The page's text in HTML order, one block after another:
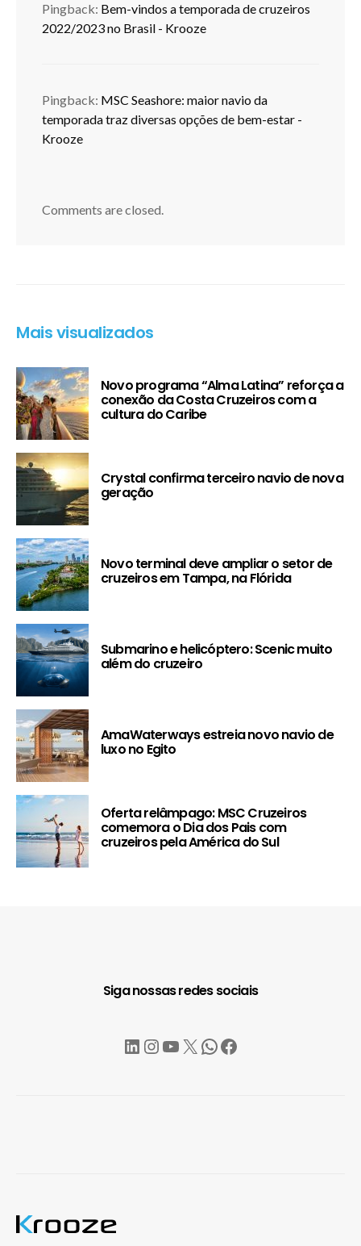
Pingback: Bem-vindos a temporada de cruzeiros
2022/2023 no Brasil - Krooze
Pingback: MSC Seashore: maior navio da
temporada traz diversas opções de bem-estar -
Krooze
Comments are closed.
Mais visualizados
Novo programa “Alma Latina” reforça a
conexão da Costa Cruzeiros com a
cultura do Caribe
Crystal confirma terceiro navio de nova
geração
Novo terminal deve ampliar o setor de
cruzeiros em Tampa, na Flórida
Submarino e helicóptero: Scenic muito
além do cruzeiro
AmaWaterways estreia novo navio de
luxo no Egito
Oferta relâmpago: MSC Cruzeiros
comemora o Dia dos Pais com
cruzeiros pela América do Sul
Siga nossas redes sociais
LinkedIn
Instagram
YouTube
X WhatsApp
Facebook